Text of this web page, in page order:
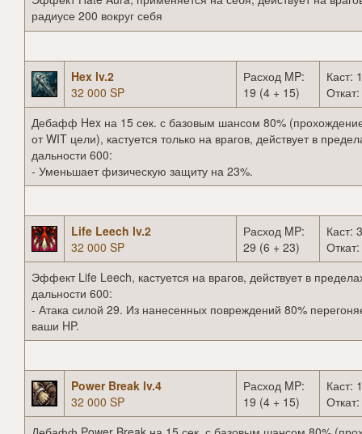
радиусе 200 вокруг себя
Hex lv.2
32 000 SP
Расход MP:
19 (4 + 15)
Каст:
Дебафф Hex на 15 сек. с базовым шансом 80%
от WIT цели), кастуется только на врагов, действует в
дальности 600:
- Уменьшает физическую защиту на 23%.
Life Leech lv.2
32 000 SP
Расход MP:
29 (6 + 23)
Каст:
Эффект Life Leech, кастуется на врагов, действует в
дальности 600:
- Атака силой 29. Из нанесенных повреждений 80%
ваши HP.
Power Break lv.4
32 000 SP
Расход MP:
19 (4 + 15)
Каст: